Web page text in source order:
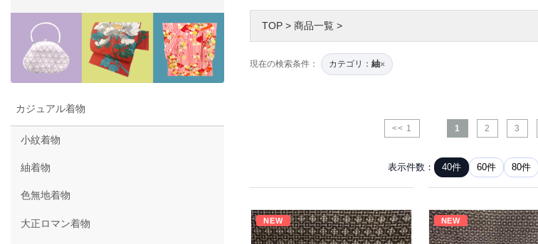
カジュアル着物
小紋着物
紬着物
色無地着物
大正ロマン着物
TOP > 商品一覧 >
現在の検索条件： カテゴリ： 紬×
<< 1 1 2 3
表示件数： 40件 60件 80件
NEW NEW